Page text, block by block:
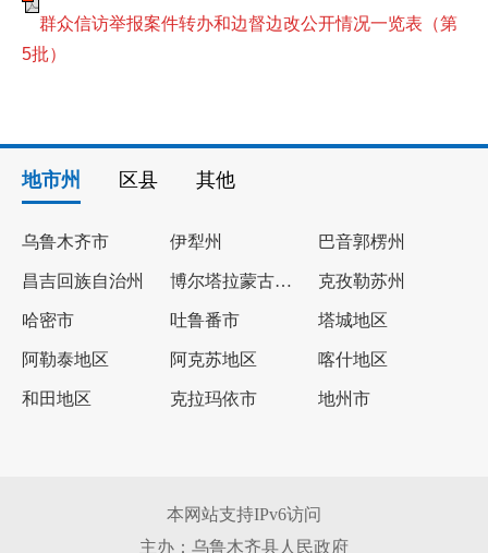
群众信访举报案件转办和边督边改公开情况一览表（第
5批）
地市州 区县 其他
乌鲁木齐市 伊犁州 巴音郭楞州
昌吉回族自治州 博尔塔拉蒙古自治州 克孜勒苏州
哈密市 吐鲁番市 塔城地区
阿勒泰地区 阿克苏地区 喀什地区
和田地区 克拉玛依市 地州市
本网站支持IPv6访问
主办：乌鲁木齐县人民政府